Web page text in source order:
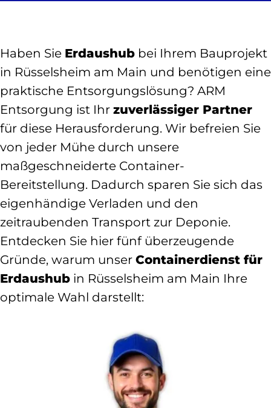
Haben Sie Erdaushub bei Ihrem Bauprojekt
in Rüsselsheim am Main und benötigen eine
praktische Entsorgungslösung? ARM
Entsorgung ist Ihr zuverlässiger Partner
für diese Herausforderung. Wir befreien Sie
von jeder Mühe durch unsere
maßgeschneiderte Container-
Bereitstellung. Dadurch sparen Sie sich das
eigenhändige Verladen und den
zeitraubenden Transport zur Deponie.
Entdecken Sie hier fünf überzeugende
Gründe, warum unser Containerdienst für
Erdaushub in Rüsselsheim am Main Ihre
optimale Wahl darstellt: